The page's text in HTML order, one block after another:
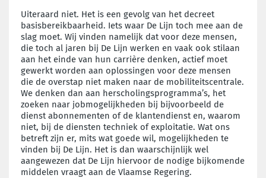
Uiteraard niet. Het is een gevolg van het decreet
basisbereikbaarheid. Iets waar De Lijn toch mee aan de
slag moet. Wij vinden namelijk dat voor deze mensen,
die toch al jaren bij De Lijn werken en vaak ook stilaan
aan het einde van hun carrière denken, actief moet
gewerkt worden aan oplossingen voor deze mensen
die de overstap niet maken naar de mobiliteitscentrale.
We denken dan aan herscholingsprogramma’s, het
zoeken naar jobmogelijkheden bij bijvoorbeeld de
dienst abonnementen of de klantendienst en, waarom
niet, bij de diensten techniek of exploitatie. Wat ons
betreft zijn er, mits wat goede wil, mogelijkheden te
vinden bij De Lijn. Het is dan waarschijnlijk wel
aangewezen dat De Lijn hiervoor de nodige bijkomende
middelen vraagt aan de Vlaamse Regering.